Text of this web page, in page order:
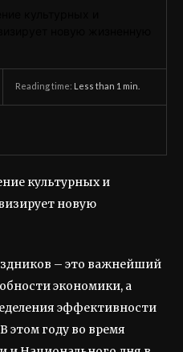
Reading time: Less than 1 min.
– это важнейший
экономики, а
эффективности
этом году во время